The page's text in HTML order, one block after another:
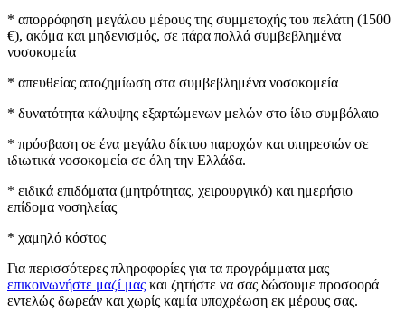
* απορρόφηση μεγάλου μέρους της συμμετοχής του πελάτη (1500
€), ακόμα και μηδενισμός, σε πάρα πολλά συμβεβλημένα
νοσοκομεία
* απευθείας αποζημίωση στα συμβεβλημένα νοσοκομεία
* δυνατότητα κάλυψης εξαρτώμενων μελών στο ίδιο συμβόλαιο
* πρόσβαση σε ένα μεγάλο δίκτυο παροχών και υπηρεσιών σε
ιδιωτικά νοσοκομεία σε όλη την Ελλάδα.
* ειδικά επιδόματα (μητρότητας, χειρουργικό) και ημερήσιο
επίδομα νοσηλείας
* χαμηλό κόστος
Για περισσότερες πληροφορίες για τα προγράμματα μας
επικοινωνήστε μαζί μας και ζητήστε να σας δώσουμε προσφορά
εντελώς δωρεάν και χωρίς καμία υποχρέωση εκ μέρους σας.